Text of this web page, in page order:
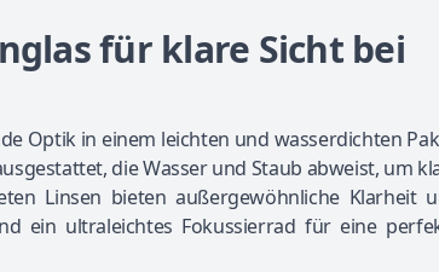
für klare Sicht bei
Optik in einem leichten und wasserdichten
die Wasser und Staub abweist, um
Linsen bieten außergewöhnliche Klarheit
ein ultraleichtes Fokussierrad für eine